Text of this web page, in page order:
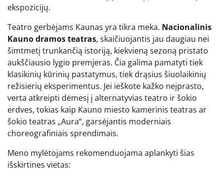
ekspozicijų.
Teatro gerbėjams Kaunas yra tikra meka. Nacionalinis
Kauno dramos teatras, skaičiuojantis jau daugiau nei
šimtmetį trunkančią istoriją, kiekvieną sezoną pristato
aukščiausio lygio premjeras. Čia galima pamatyti tiek
klasikinių kūrinių pastatymus, tiek drąsius šiuolaikinių
režisierių eksperimentus. Jei ieškote kažko neįprasto,
verta atkreipti dėmesį į alternatyvias teatro ir šokio
erdves, tokias kaip Kauno miesto kamerinis teatras ar
šokio teatras „Aura“, garsėjantis moderniais
choreografiniais sprendimais.
Meno mylėtojams rekomenduojama aplankyti šias
išskirtines vietas: